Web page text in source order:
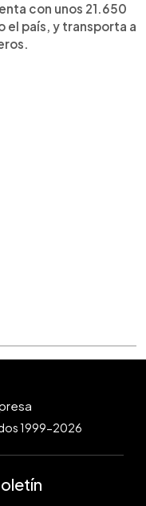
con unos 21.650
el país, y transporta a
1999-2026